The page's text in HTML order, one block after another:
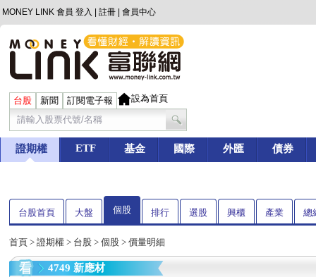
MONEY LINK 會員 登入 註冊 會員中心
台股 新聞 訂閱電子報 設為首頁
證期權 ETF 基金 國際 外匯 債券
台股首頁 大盤 個股 排行 選股 興櫃 產業 總
首頁 > 證期權 > 台股 > 個股 > 價量明細
4749 新應材